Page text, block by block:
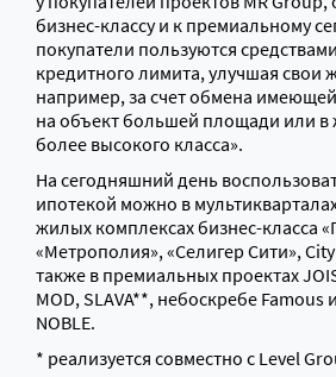
бизнес-классу и к премиальному
покупатели пользуются
кредитного лимита, улучшая
например, за счет обмена
на объект большей площади или
более высокого класса».
На сегодняшний день
ипотекой можно в мультикварталах
жилых комплексах бизнес-класса
«Метрополия», «Селигер Сити», City
также в премиальных проектах
MOD, SLAVA**, небоскребе
NOBLE.
* реализуется совместно с Level